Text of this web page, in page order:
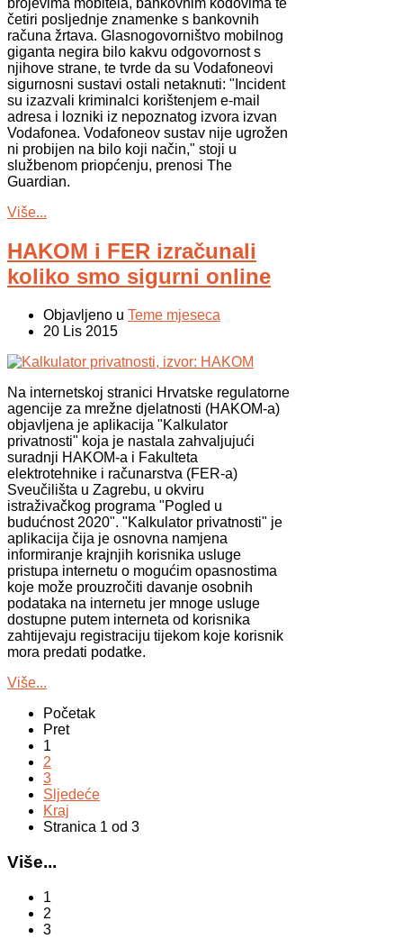
brojevima mobitela, bankovnim kodovima te
četiri posljednje znamenke s bankovnih
računa žrtava. Glasnogovorništvo mobilnog
giganta negira bilo kakvu odgovornost s
njihove strane, te tvrde da su Vodafoneovi
sigurnosni sustavi ostali netaknuti: "Incident
su izazvali kriminalci korištenjem e-mail
adresa i lozniki iz nepoznatog izvora izvan
Vodafonea. Vodafoneov sustav nije ugrožen
ni probijen na bilo koji način," stoji u
službenom priopćenju, prenosi The
Guardian.
Više...
HAKOM i FER izračunali
koliko smo sigurni online
Objavljeno u Teme mjeseca
20 Lis 2015
Na internetskoj stranici Hrvatske regulatorne
agencije za mrežne djelatnosti (HAKOM-a)
objavljena je aplikacija "Kalkulator
privatnosti" koja je nastala zahvaljujući
suradnji HAKOM-a i Fakulteta
elektrotehnike i računarstva (FER-a)
Sveučilišta u Zagrebu, u okviru
istraživačkog programa "Pogled u
budućnost 2020". "Kalkulator privatnosti" je
aplikacija čija je osnovna namjena
informiranje krajnjih korisnika usluge
pristupa internetu o mogućim opasnostima
koje može prouzročiti davanje osobnih
podataka na internetu jer mnoge usluge
dostupne putem interneta od korisnika
zahtijevaju registraciju tijekom koje korisnik
mora predati podatke.
Više...
Početak
Pret
1
2
3
Sljedeće
Kraj
Stranica 1 od 3
Više...
1
2
3